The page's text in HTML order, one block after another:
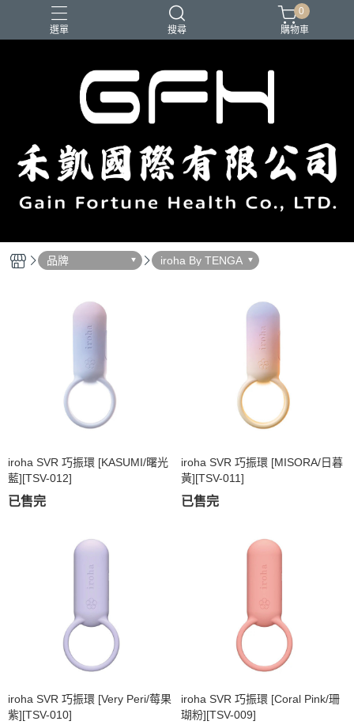
選單 搜尋
0
購物車
品牌 iroha By TENGA
iroha SVR 巧振環 [KASUMI/曙光
藍][TSV-012]
已售完
iroha SVR 巧振環 [MISORA/日暮
黃][TSV-011]
已售完
iroha SVR 巧振環 [Very Peri/莓果
紫][TSV-010]
iroha SVR 巧振環 [Coral Pink/珊
瑚粉][TSV-009]